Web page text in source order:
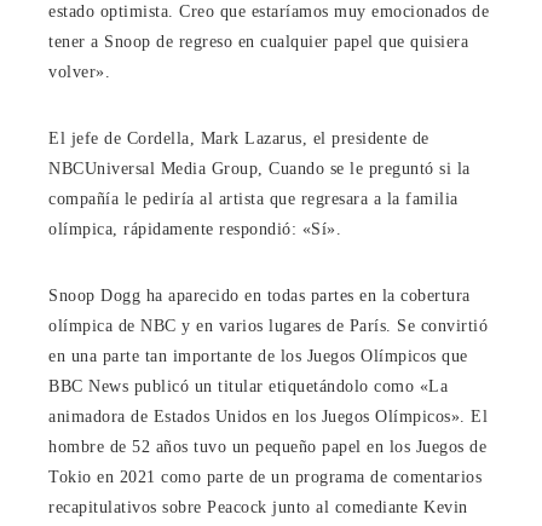
estado optimista. Creo que estaríamos muy emocionados de
tener a Snoop de regreso en cualquier papel que quisiera
volver».
El jefe de Cordella, Mark Lazarus, el presidente de
NBCUniversal Media Group, Cuando se le preguntó si la
compañía le pediría al artista que regresara a la familia
olímpica, rápidamente respondió: «Sí».
Snoop Dogg ha aparecido en todas partes en la cobertura
olímpica de NBC y en varios lugares de París. Se convirtió
en una parte tan importante de los Juegos Olímpicos que
BBC News publicó un titular etiquetándolo como «La
animadora de Estados Unidos en los Juegos Olímpicos». El
hombre de 52 años tuvo un pequeño papel en los Juegos de
Tokio en 2021 como parte de un programa de comentarios
recapitulativos sobre Peacock junto al comediante Kevin